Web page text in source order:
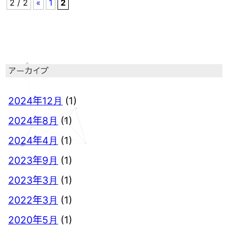
2 / 2 « 1 2
アーカイブ
2024年12月 (1)
2024年8月 (1)
2024年4月 (1)
2023年9月 (1)
2023年3月 (1)
2022年3月 (1)
2020年5月 (1)